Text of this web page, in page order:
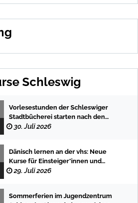
Schleswig
Vorlesestunden der Schleswiger
Stadtbücherei starten nach den
Sommerferien mit spannenden
30. Juli 2026
Dänisch lernen an der vhs: Neue
Kurse für Einsteiger*innen und
Fortgeschrittene
29. Juli 2026
Sommerferien im Jugendzentrum